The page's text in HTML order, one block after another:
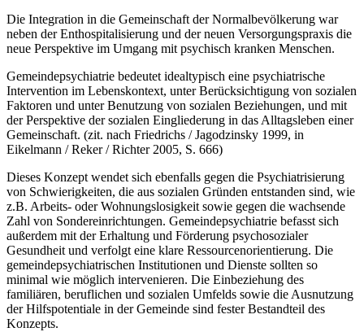
Die Integration in die Gemeinschaft der Normalbevölkerung war
neben der Enthospitali­sierung und der neuen Versorgungspraxis die
neue Perspektive im Umgang mit psychisch kranken Menschen.
Gemeindepsychiatrie bedeutet idealtypisch eine psychiatrische
Intervention im Lebens­kontext, unter Berücksichtigung von sozialen
Faktoren und unter Benutzung von sozialen Beziehungen, und mit
der Perspektive der sozialen Eingliederung in das Alltagsleben einer
Gemeinschaft. (zit. nach Friedrichs / Jagodzinsky 1999, in
Eikelmann / Reker / Richter 2005, S. 666)
Dieses Konzept wendet sich ebenfalls gegen die Psychiatrisierung
von Schwierigkeiten, die aus sozialen Gründen entstanden sind, wie
z.B. Arbeits- oder Wohnungslosigkeit sowie gegen die wachsende
Zahl von Sondereinrichtungen. Gemeindepsychiatrie befasst sich
au­ßerdem mit der Erhaltung und Förderung psychosozialer
Gesundheit und verfolgt eine klare Ressourcenorientierung. Die
gemeindepsychiatrischen Institutionen und Dienste sollten so
minimal wie möglich intervenieren. Die Einbeziehung des
familiären, berufli­chen und sozialen Umfelds sowie die Ausnutzung
der Hilfspotentiale in der Gemeinde sind fester Bestandteil des
Konzepts.